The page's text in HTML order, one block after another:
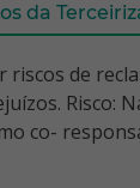
da
riscos de
Risco:
co-